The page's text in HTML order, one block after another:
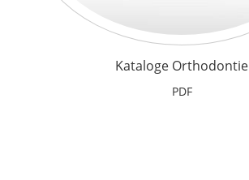
Kataloge Orthodontie
PDF